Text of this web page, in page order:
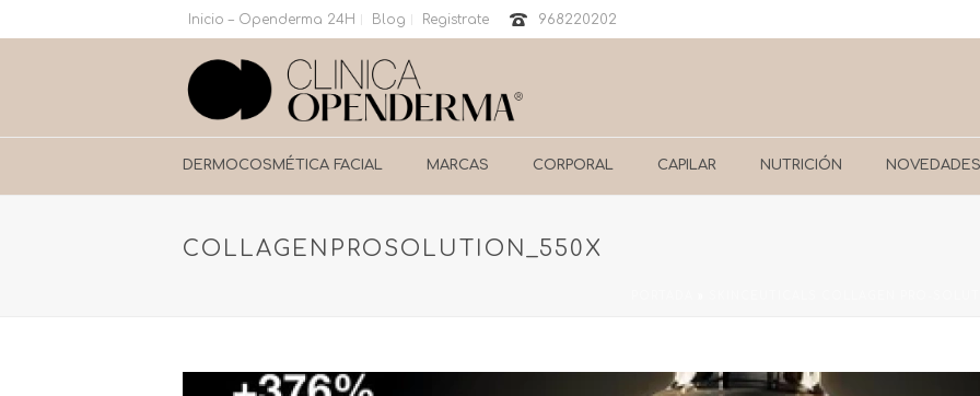
Inicio – Openderma 24H Blog Registrate 968220202
DERMOCOSMÉTICA FACIAL MARCAS CORPORAL CAPILAR NUTRICIÓN NOVEDADES
COLLAGENPROSOLUTION_550X